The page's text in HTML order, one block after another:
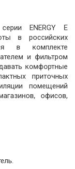
ENERGY E
в российских
в комплекте
и фильтром
комфортные
приточных
помещений
офисов,